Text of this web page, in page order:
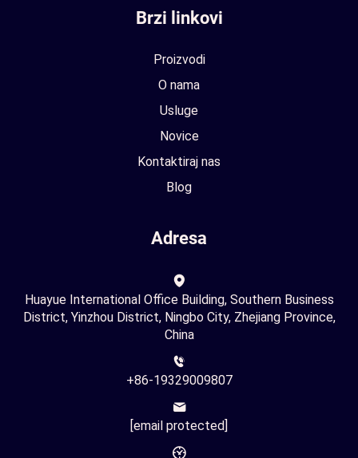
Brzi linkovi
Proizvodi
O nama
Usluge
Novice
Kontaktiraj nas
Blog
Adresa
Huayue International Office Building, Southern Business
District, Yinzhou District, Ningbo City, Zhejiang Province,
China
+86-19329009807
[email protected]